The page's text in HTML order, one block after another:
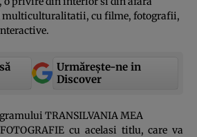
multiculturalitatii, cu filme, fotografii,
Urmărește-ne in
Discover
TRANSILVANIA MEA
cu acelasi titlu, care va